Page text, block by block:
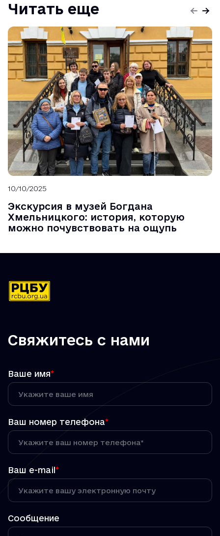
Читать еще
10/10/2025
Экскурсия в музей Богдана
Хмельницкого: история, которую
можно почувствовать на ощупь
Свяжитесь с нами
Ваше имя*
Ваш номер телефона*
Ваш e-mail*
Сообщение